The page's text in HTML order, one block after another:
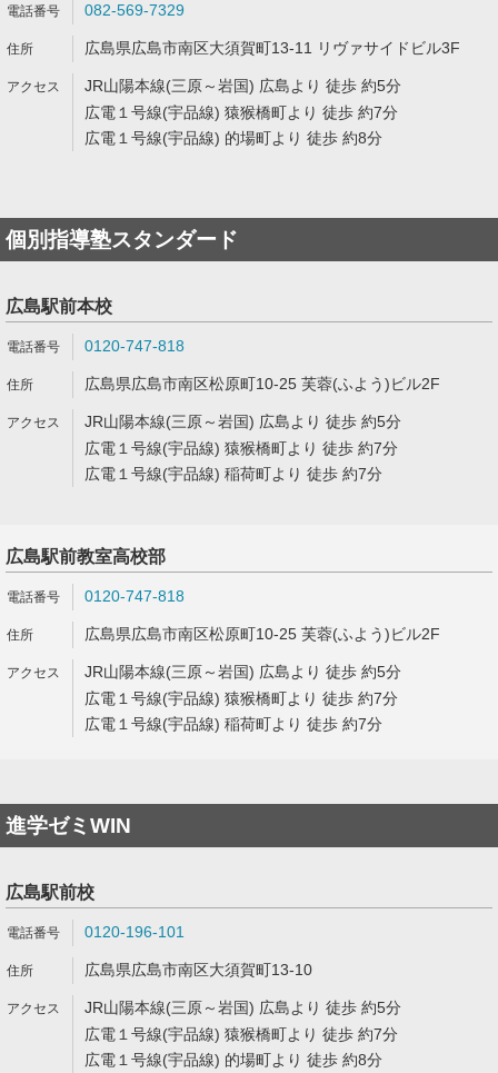
082-569-7329
広島県広島市南区大須賀町13-11 リヴァサイドビル3F
JR山陽本線(三原～岩国) 広島より 徒歩 約5分
広電１号線(宇品線) 猿猴橋町より 徒歩 約7分
広電１号線(宇品線) 的場町より 徒歩 約8分
個別指導塾スタンダード
広島駅前本校
0120-747-818
広島県広島市南区松原町10-25 芙蓉(ふよう)ビル2F
JR山陽本線(三原～岩国) 広島より 徒歩 約5分
広電１号線(宇品線) 猿猴橋町より 徒歩 約7分
広電１号線(宇品線) 稲荷町より 徒歩 約7分
広島駅前教室高校部
0120-747-818
広島県広島市南区松原町10-25 芙蓉(ふよう)ビル2F
JR山陽本線(三原～岩国) 広島より 徒歩 約5分
広電１号線(宇品線) 猿猴橋町より 徒歩 約7分
広電１号線(宇品線) 稲荷町より 徒歩 約7分
進学ゼミWIN
広島駅前校
0120-196-101
広島県広島市南区大須賀町13-10
JR山陽本線(三原～岩国) 広島より 徒歩 約5分
広電１号線(宇品線) 猿猴橋町より 徒歩 約7分
広電１号線(宇品線) 的場町より 徒歩 約8分